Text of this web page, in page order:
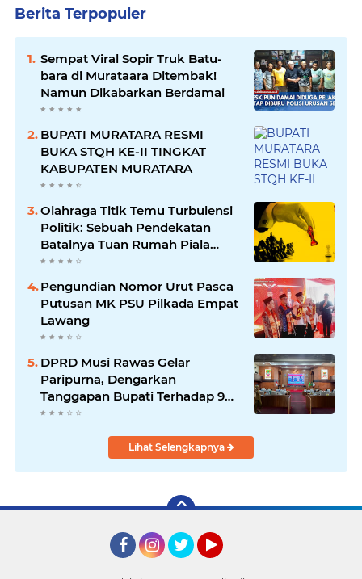
Berita Terpopuler
Sempat Viral Sopir Truk Batu-
bara di Murataara Ditembak!
Namun Dikabarkan Berdamai
BUPATI MURATARA RESMI
BUKA STQH KE-II TINGKAT
KABUPATEN MURATARA
Olahraga Titik Temu Turbulensi
Politik: Sebuah Pendekatan
Batalnya Tuan Rumah Piala
Dunia U-20
Pengundian Nomor Urut Pasca
Putusan MK PSU Pilkada Empat
Lawang
DPRD Musi Rawas Gelar
Paripurna, Dengarkan
Tanggapan Bupati Terhadap 9
Raperda Inisiatif
Lihat Selengkapnya